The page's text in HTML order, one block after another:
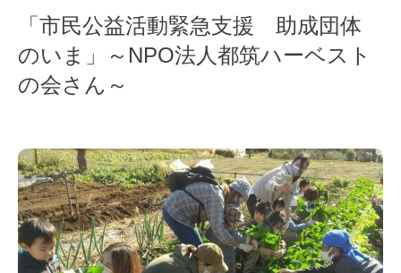
「市民公益活動緊急支援 助成団体
のいま」～NPO法人都筑ハーベスト
の会さん～